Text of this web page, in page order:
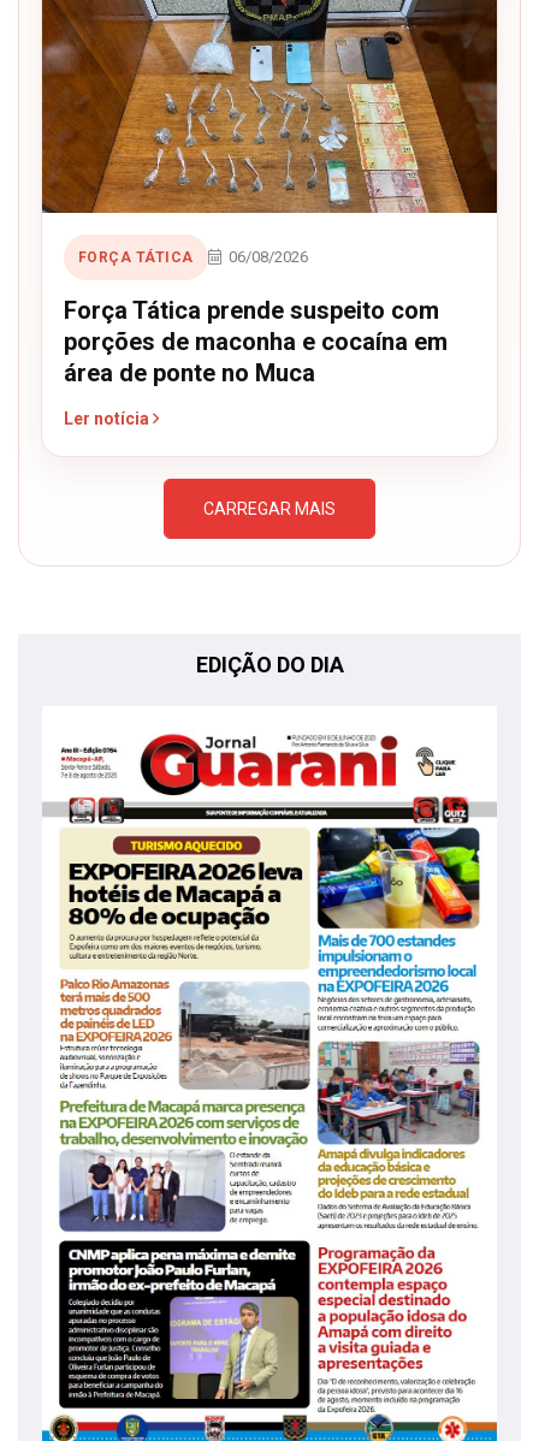
FORÇA TÁTICA 06/08/2026
Força Tática prende suspeito com
porções de maconha e cocaína em
área de ponte no Muca
Ler notícia
CARREGAR MAIS
EDIÇÃO DO DIA